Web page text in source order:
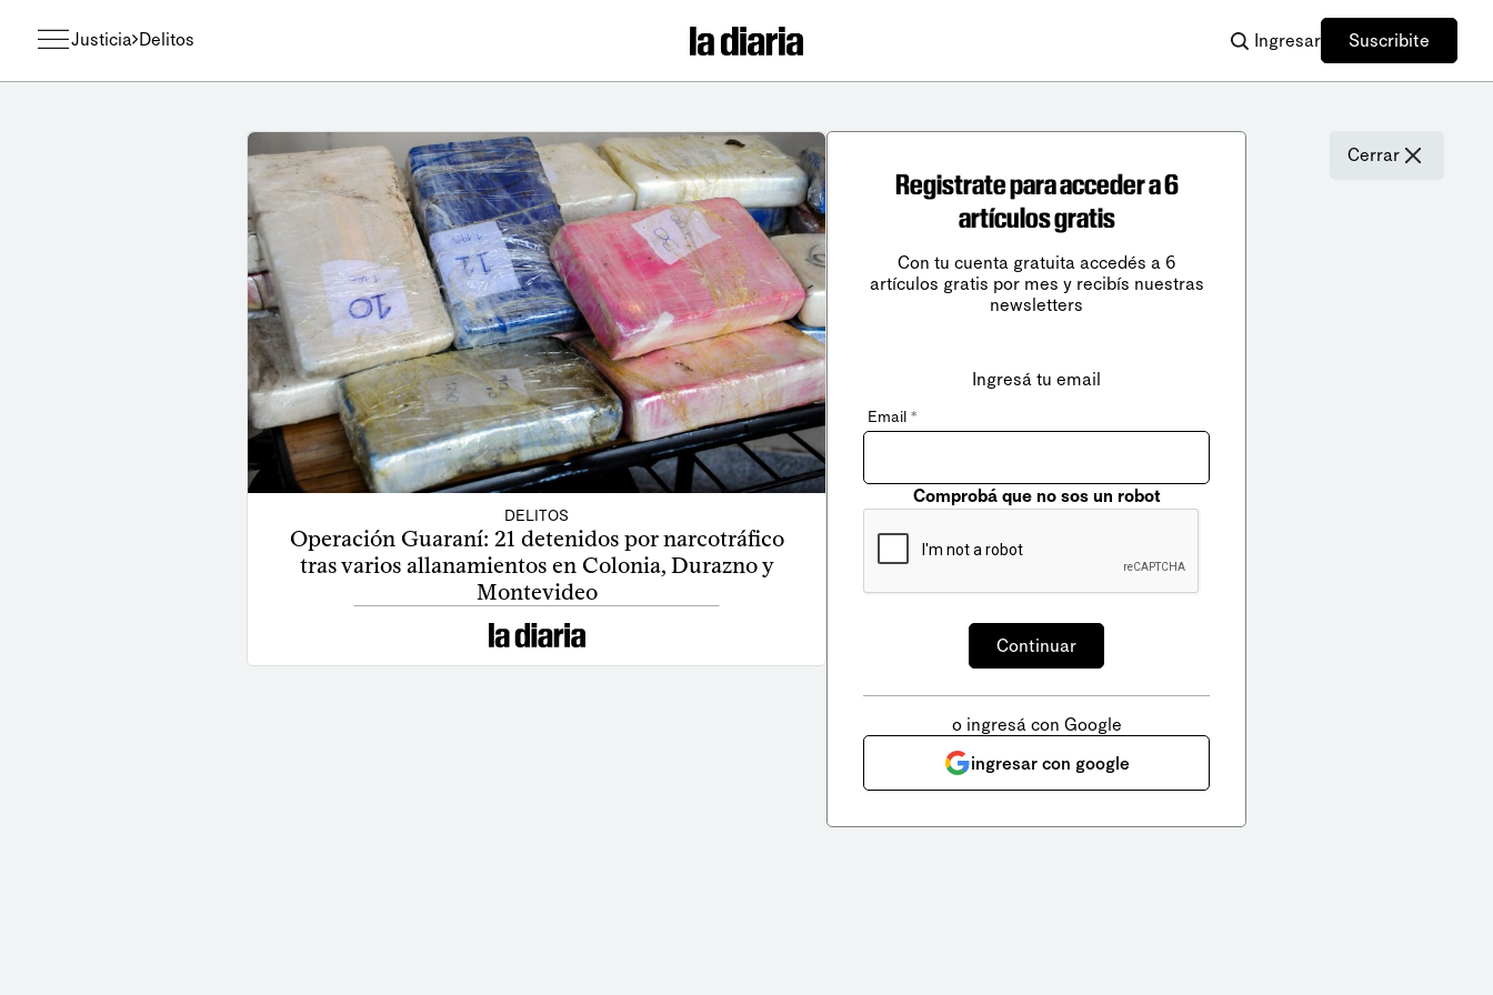
Justicia Delitos Ingresar Suscribite
DELITOS
Operación Guaraní: 21 detenidos por narcotráfico
tras varios allanamientos en Colonia, Durazno y
Montevideo
Cerrar
Registrate para acceder a 6
artículos gratis
Con tu cuenta gratuita accedés a 6
artículos gratis por mes y recibís nuestras
newsletters
Ingresá tu email
Email *
Comprobá que no sos un robot
o ingresá con Google
ingresar con google